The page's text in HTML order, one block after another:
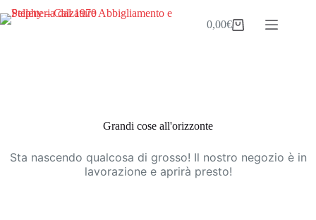
al
Carrello
0,00€
Grandi cose all'orizzonte
Sta nascendo qualcosa di grosso! Il nostro negozio è in
lavorazione e aprirà presto!